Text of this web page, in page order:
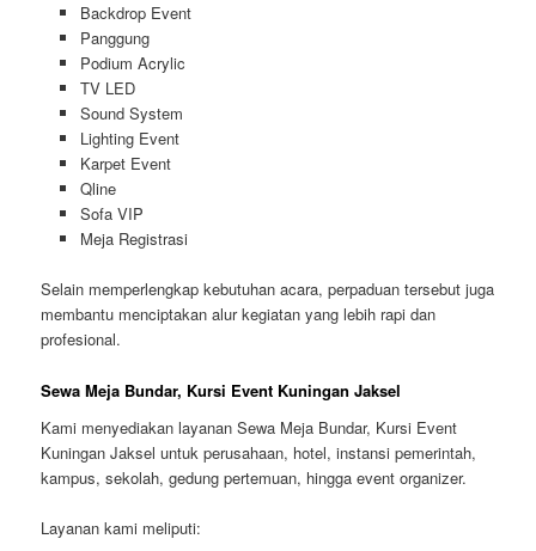
Backdrop Event
Panggung
Podium Acrylic
TV LED
Sound System
Lighting Event
Karpet Event
Qline
Sofa VIP
Meja Registrasi
Selain memperlengkap kebutuhan acara, perpaduan tersebut juga
membantu menciptakan alur kegiatan yang lebih rapi dan
profesional.
Sewa Meja Bundar, Kursi Event Kuningan Jaksel
Kami menyediakan layanan Sewa Meja Bundar, Kursi Event
Kuningan Jaksel untuk perusahaan, hotel, instansi pemerintah,
kampus, sekolah, gedung pertemuan, hingga event organizer.
Layanan kami meliputi: